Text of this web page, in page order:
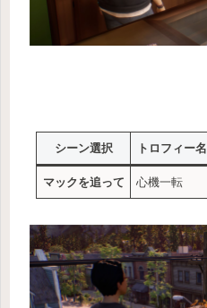
シーン選択 トロフィー名
マックを追って 心機一転